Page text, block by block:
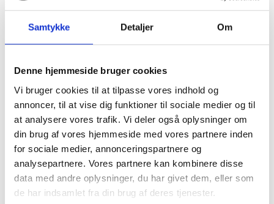
Samtykke Detaljer Om
Denne hjemmeside bruger cookies
Vi bruger cookies til at tilpasse vores indhold og
annoncer, til at vise dig funktioner til sociale medier og til
at analysere vores trafik. Vi deler også oplysninger om
din brug af vores hjemmeside med vores partnere inden
for sociale medier, annonceringspartnere og
analysepartnere. Vores partnere kan kombinere disse
data med andre oplysninger, du har givet dem, eller som
de har indsamlet fra din brug af deres tjenester.
alle aspekter af Udenrigsministeriets virksomhed:
Udenrigspolitik
Udviklingspolitik
Borgerservice
Europapolitik
Jura
Organisation
Uden for de faglige fællesskaber findes
stabskontorerne Minister- og ledelsessekretariatet
samt Kommunikationskontoret, som begge arbejder
på tværs af Udenrigsministeriets faglige